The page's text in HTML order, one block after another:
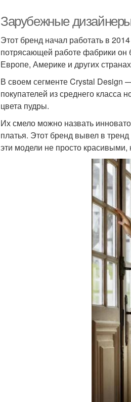
Зарубежные
Этот бренд начал работать в
потрясающей работе фабрики он
Европе, Америке и других
В своем сегменте Crystal Design
покупателей из среднего
цвета пудры.
Их смело можно назвать
платья. Этот бренд вывел в
эти модели не просто